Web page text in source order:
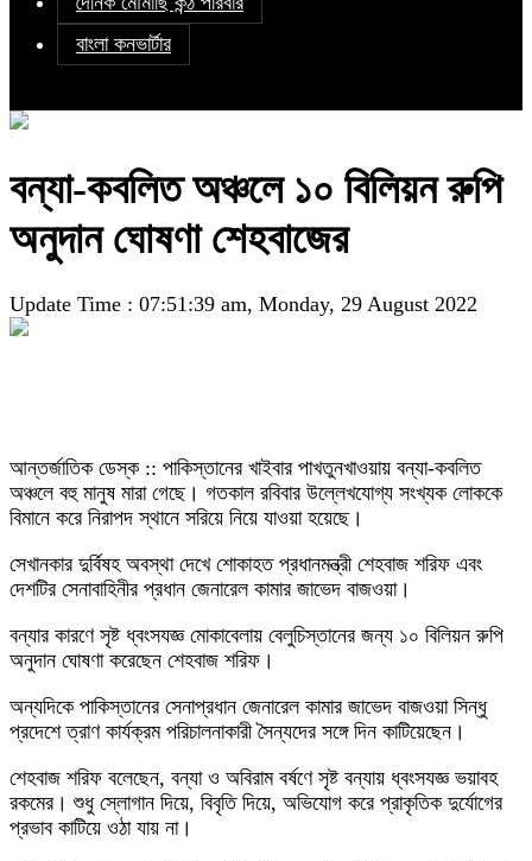
বাংলা কনভার্টার
বন্যা-কবলিত অঞ্চলে ১০ বিলিয়ন রুপি
অনুদান ঘোষণা শেহবাজের
Update Time : 07:51:39 am, Monday, 29 August 2022
আন্তর্জাতিক ডেস্ক :: পাকিস্তানের খাইবার পাখতুনখাওয়ায় বন্যা-কবলিত
অঞ্চলে বহু মানুষ মারা গেছে। গতকাল রবিবার উল্লেখযোগ্য সংখ্যক লোককে
বিমানে করে নিরাপদ স্থানে সরিয়ে নিয়ে যাওয়া হয়েছে।
সেখানকার দুর্বিষহ অবস্থা দেখে শোকাহত প্রধানমন্ত্রী শেহবাজ শরিফ এবং
দেশটির সেনাবাহিনীর প্রধান জেনারেল কামার জাভেদ বাজওয়া।
বন্যার কারণে সৃষ্ট ধ্বংসযজ্ঞ মোকাবেলায় বেলুচিস্তানের জন্য ১০ বিলিয়ন রুপি
অনুদান ঘোষণা করেছেন শেহবাজ শরিফ।
অন্যদিকে পাকিস্তানের সেনাপ্রধান জেনারেল কামার জাভেদ বাজওয়া সিন্ধু
প্রদেশে ত্রাণ কার্যক্রম পরিচালনাকারী সৈন্যদের সঙ্গে দিন কাটিয়েছেন।
শেহবাজ শরিফ বলেছেন, বন্যা ও অবিরাম বর্ষণে সৃষ্ট বন্যায় ধ্বংসযজ্ঞ ভয়াবহ
রকমের। শুধু স্লোগান দিয়ে, বিবৃতি দিয়ে, অভিযোগ করে প্রাকৃতিক দুর্যোগের
প্রভাব কাটিয়ে ওঠা যায় না।